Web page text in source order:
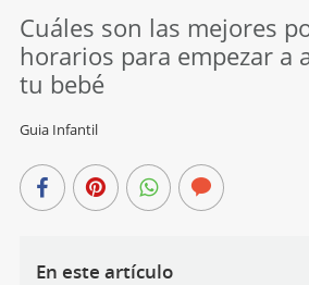
Cuáles son las mejores
horarios para empezar a
tu bebé
Guia Infantil
En este artículo